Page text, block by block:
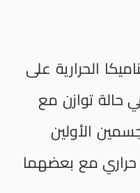
الحرارية على
حالة توازن مع
الأولين
حراري مع بعضهما